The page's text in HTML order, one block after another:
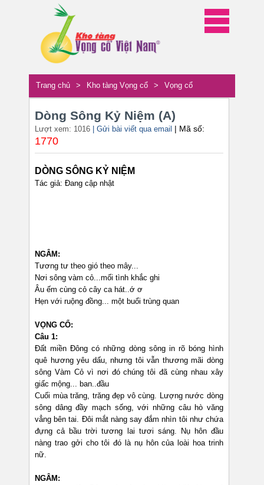
Trang chủ > Kho tàng Vọng cổ > Vọng cổ
Dòng Sông Kỷ Niệm (A)
Lượt xem: 1016 | Gửi bài viết qua email | Mã số:
1770
DÒNG SÔNG KỶ NIỆM
Tác giả: Đang cập nhật
NGÂM:
Tương tư theo gió theo mây...
Nơi sông vàm cỏ...mối tình khắc ghi
Âu ếm cùng cỏ cây ca hát..ớ ơ
Hẹn với ruộng đồng... một buổi trùng quan
VỌNG CỔ:
Câu 1:
Đất miền Đông có những dòng sông in rõ bóng hình
quê hương yêu dấu, nhưng tôi vẫn thương mãi dòng
sông Vàm Cỏ vì nơi đó chúng tôi đã cùng nhau xây
giấc mộng... ban..đầu
Cuối mùa trăng, trăng đẹp vô cùng. Lượng nước dòng
sông dâng đầy mạch sống, với những câu hò văng
vẳng bên tai. Đôi mắt nàng say đắm nhìn tôi như chứa
đựng cả bầu trời tương lai tươi sáng. Nụ hôn đầu
nàng trao gởi cho tôi đó là nụ hôn của loài hoa trinh
nữ.
NGÂM: